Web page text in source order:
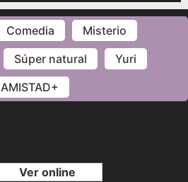
Comedia
Misterio
Súper natural
Yuri
AMISTAD+
Ver online